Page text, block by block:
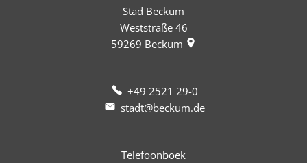
Stad Beckum
Weststraße 46
59269 Beckum
+49 2521 29-0
stadt@beckum.de
Telefoonboek